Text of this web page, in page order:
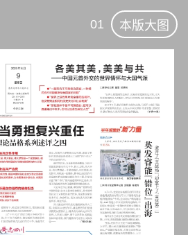
01 本版大图